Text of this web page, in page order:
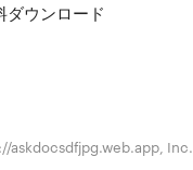
ウンロード
askdocsdfjpg.web.app,